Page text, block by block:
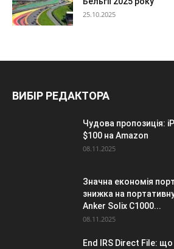
25.10.2025
ВИБІР РЕДАКТОРА
Чудова пропозиція:
$100 на Amazon
08.11.2025
Значна економія
знижка на
Anker Solix C1000...
08.11.2025
End IRS Direct File: